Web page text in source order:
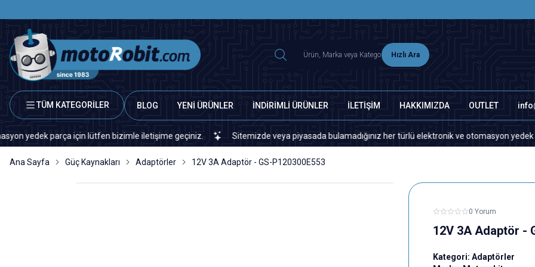
Hızlı Ara
TÜM KATEGORİLER BLOG YENİ ÜRÜNLER İNDİRİMLİ ÜRÜNLER İLETİŞİM HAKKIMIZDA OUTLET
parça için lütfen bizimle iletişime geçiniz. Sitemizde veya piyasada bulamadığınız her türlü elektronik ve otomasyon yedek
Ana Sayfa Güç Kaynakları Adaptörler 12V 3A Adaptör - GS-P120300E553
0 Yorum
12V 3A Adaptör -
Kategori: Adaptörler